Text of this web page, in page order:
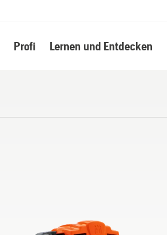
Profi Lernen und Entdecken